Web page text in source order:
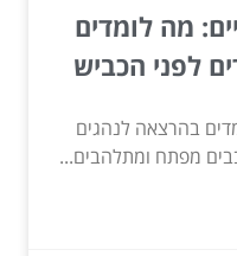
מה לומדים
לפני הכביש
בהרצאה לנהגים
מפתח ומתלהבים...